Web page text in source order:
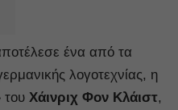
ένα από τα
λογοτεχνίας, η
του Χάινριχ Φον Κλάιστ,